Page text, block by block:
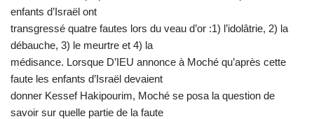
enfants d’Israël ont
transgressé quatre fautes lors du veau d’or :1) l’idolâtrie, 2) la
débauche, 3) le meurtre et 4) la
médisance. Lorsque D’IEU annonce à Moché qu’après cette
faute les enfants d’Israël devaient
donner Kessef Hakipourim, Moché se posa la question de
savoir sur quelle partie de la faute